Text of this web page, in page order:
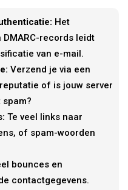
Het
DMARC-records leidt
van e-mail.
Verzend je via een
of is jouw server
Te veel links naar
of spam-woorden
bounces en
contactgegevens.